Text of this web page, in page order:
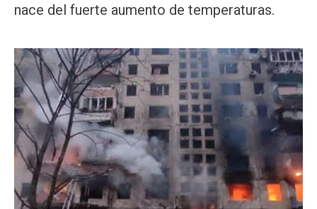
nace del fuerte aumento de temperaturas.